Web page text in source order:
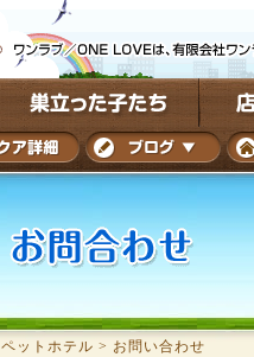
ペットホテル > お問い合わせ